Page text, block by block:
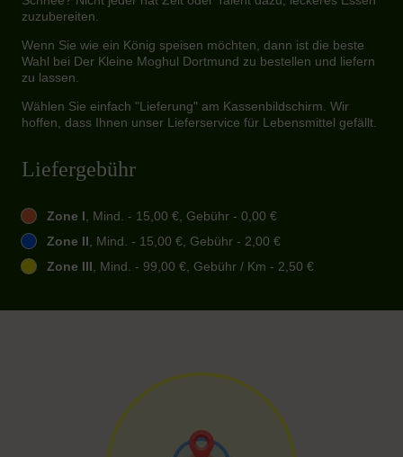
zuzubereiten.
Wenn Sie wie ein König speisen möchten, dann ist die beste
Wahl bei Der Kleine Moghul Dortmund zu bestellen und liefern
zu lassen.
Wählen Sie einfach "Lieferung" am Kassenbildschirm. Wir
hoffen, dass Ihnen unser Lieferservice für Lebensmittel gefällt.
Liefergebühr
Zone I, Mind. - 15,00 €, Gebühr - 0,00 €
Zone II, Mind. - 15,00 €, Gebühr - 2,00 €
Zone III, Mind. - 99,00 €, Gebühr / Km - 2,50 €